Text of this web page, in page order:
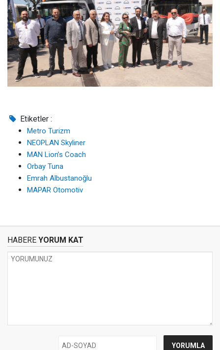
Etiketler :
Metro Turizm
NEOPLAN Skyliner
MAN Lion’s Coach
Orbay Tuna
Emrah Albustanoğlu
MAPAR Otomotiv
HABERE YORUM KAT